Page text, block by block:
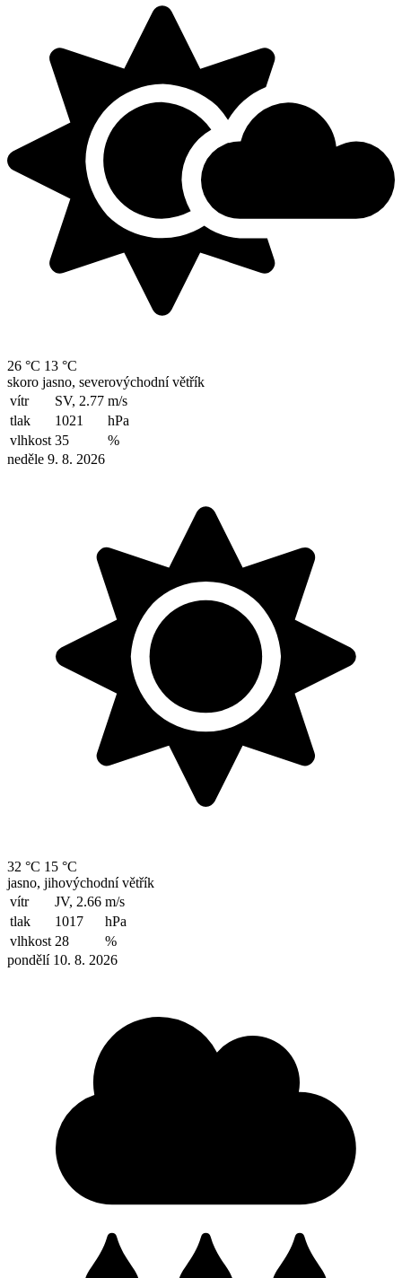
26 °C 13 °C
skoro jasno, severovýchodní větřík
vítr
SV, 2.77 m/s
tlak
1021
hPa
vlhkost 35
%
neděle 9. 8. 2026
32 °C 15 °C
jasno, jihovýchodní větřík
vítr
JV, 2.66 m/s
tlak
1017
hPa
vlhkost 28
%
pondělí 10. 8. 2026